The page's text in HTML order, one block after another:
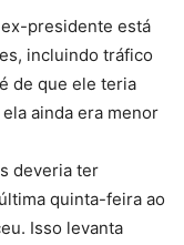
ex-presidente está
incluindo tráfico
de que ele teria
ainda era menor
deveria ter
quinta-feira ao
Isso levanta